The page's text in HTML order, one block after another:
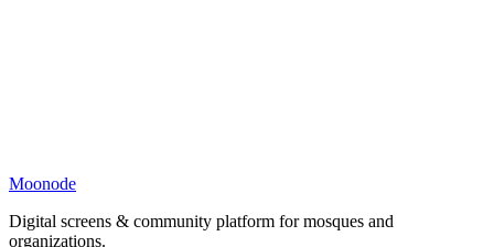
Moonode
Digital screens & community platform for mosques and
organizations.